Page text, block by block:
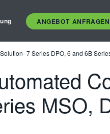
ANGEBOT ANFRAGEN
7 Series DPO, 6 and 6B
MSO,